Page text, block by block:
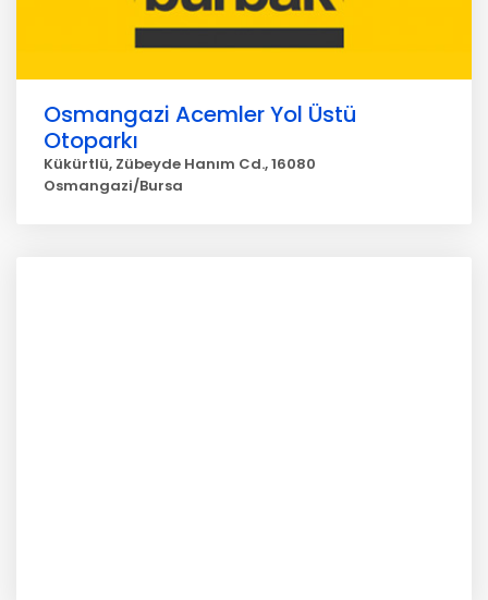
Osmangazi Acemler Yol Üstü
Otoparkı
Kükürtlü, Zübeyde Hanım Cd., 16080
Osmangazi/Bursa